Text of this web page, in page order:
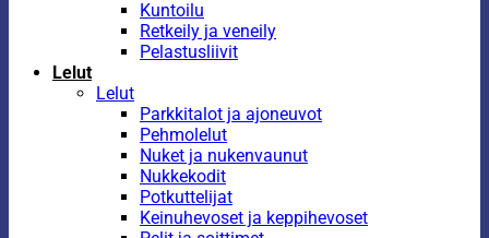
Kuntoilu
Retkeily ja veneily
Pelastusliivit
Lelut
Lelut
Parkkitalot ja ajoneuvot
Pehmolelut
Nuket ja nukenvaunut
Nukkekodit
Potkuttelijat
Keinuhevoset ja keppihevoset